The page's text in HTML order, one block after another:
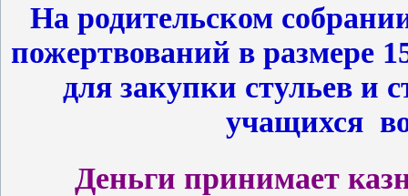
На родительском
пожертвований в
для закупки стульев и
учащихся
Деньги принимает